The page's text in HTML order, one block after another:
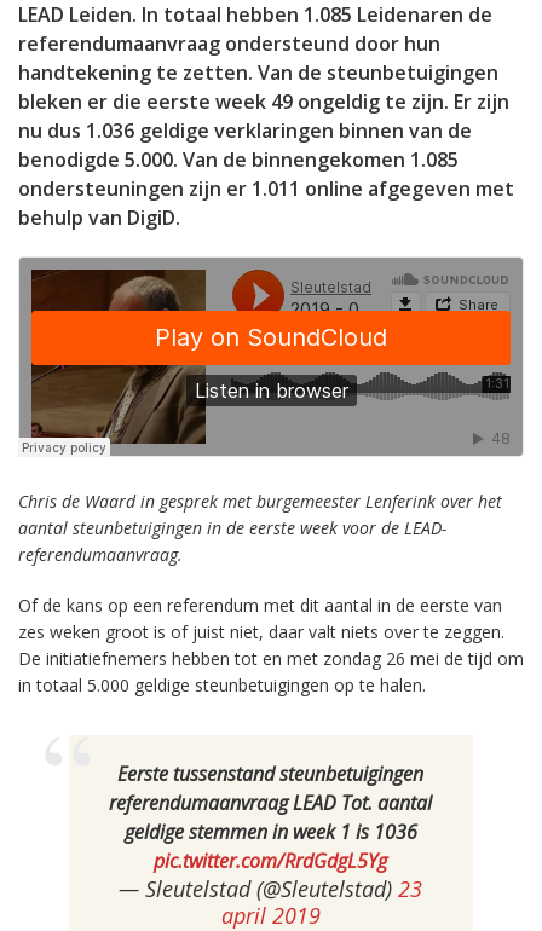
LEAD Leiden. In totaal hebben 1.085 Leidenaren de
referendumaanvraag ondersteund door hun
handtekening te zetten. Van de steunbetuigingen
bleken er die eerste week 49 ongeldig te zijn. Er zijn
nu dus 1.036 geldige verklaringen binnen van de
benodigde 5.000. Van de binnengekomen 1.085
ondersteuningen zijn er 1.011 online afgegeven met
behulp van DigiD.
Chris de Waard in gesprek met burgemeester Lenferink over het
aantal steunbetuigingen in de eerste week voor de LEAD-
referendumaanvraag.
Of de kans op een referendum met dit aantal in de eerste van
zes weken groot is of juist niet, daar valt niets over te zeggen.
De initiatiefnemers hebben tot en met zondag 26 mei de tijd om
in totaal 5.000 geldige steunbetuigingen op te halen.
Eerste tussenstand steunbetuigingen
referendumaanvraag LEAD Tot. aantal
geldige stemmen in week 1 is 1036
pic.twitter.com/RrdGdgL5Yg
— Sleutelstad (@Sleutelstad)23
april 2019